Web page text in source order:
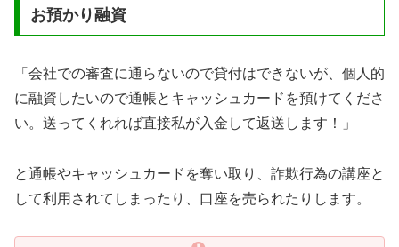
お預かり融資
「会社での審査に通らないので貸付はできないが、個人的
に融資したいので通帳とキャッシュカードを預けてくださ
い。送ってくれれば直接私が入金して返送します！」
と通帳やキャッシュカードを奪い取り、詐欺行為の講座と
して利用されてしまったり、口座を売られたりします。